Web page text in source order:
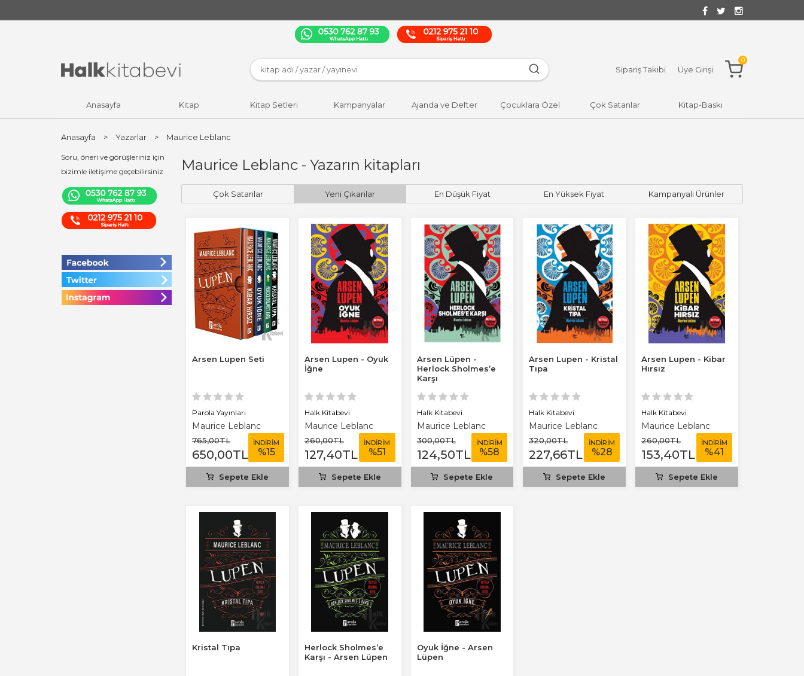
Sipariş Takibi Üye Girişi
0
Anasayfa Kitap Kitap Setleri Kampanyalar Ajanda ve Defter Çocuklara Özel Çok Satanlar Kitap-Baskı
Soru, öneri ve görüşleriniz için
bizimle iletişime geçebilirsiniz
Anasayfa > Yazarlar > Maurice Leblanc
Maurice Leblanc - Yazarın kitapları
Çok Satanlar Yeni Çıkanlar En Düşük Fiyat En Yüksek Fiyat Kampanyalı Ürünler
Arsen Lupen Seti
Parola Yayınları
Maurice Leblanc
765,00TL
650,00TL
İNDİRİM
%15
Sepete Ekle
Arsen Lupen - Oyuk
İğne
Halk Kitabevi
Maurice Leblanc
260,00TL
127,40TL
İNDİRİM
%51
Sepete Ekle
Arsen Lüpen -
Herlock Sholmes’e
Karşı
Halk Kitabevi
Maurice Leblanc
300,00TL
124,50TL
İNDİRİM
%58
Sepete Ekle
Arsen Lupen - Kristal
Tıpa
Halk Kitabevi
Maurice Leblanc
320,00TL
227,66TL
İNDİRİM
%28
Sepete Ekle
Arsen Lupen - Kibar
Hırsız
Halk Kitabevi
Maurice Leblanc
260,00TL
153,40TL
İNDİRİM
%41
Sepete Ekle
Kristal Tıpa
Herlock Sholmes’e
Karşı - Arsen Lüpen
Oyuk İğne - Arsen
Lüpen